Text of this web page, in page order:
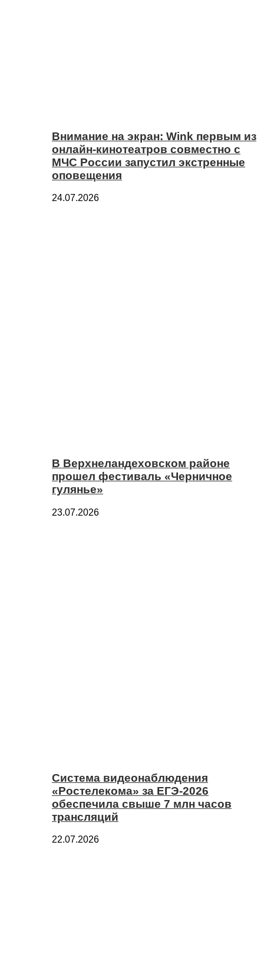
Внимание на экран: Wink первым из
онлайн-кинотеатров совместно с
МЧС России запустил экстренные
оповещения
24.07.2026
В Верхнеландеховском районе
прошел фестиваль «Черничное
гулянье»
23.07.2026
Система видеонаблюдения
«Ростелекома» за ЕГЭ-2026
обеспечила свыше 7 млн часов
трансляций
22.07.2026